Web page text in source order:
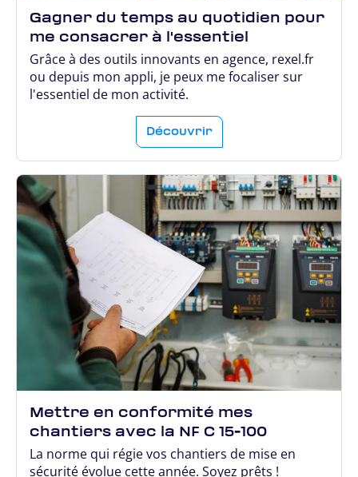
Gagner du temps au quotidien pour
me consacrer à l'essentiel
Grâce à des outils innovants en agence, rexel.fr
ou depuis mon appli, je peux me focaliser sur
l'essentiel de mon activité.
Découvrir
Mettre en conformité mes
chantiers avec la NF C 15-100
La norme qui régie vos chantiers de mise en
sécurité évolue cette année. Soyez prêts !